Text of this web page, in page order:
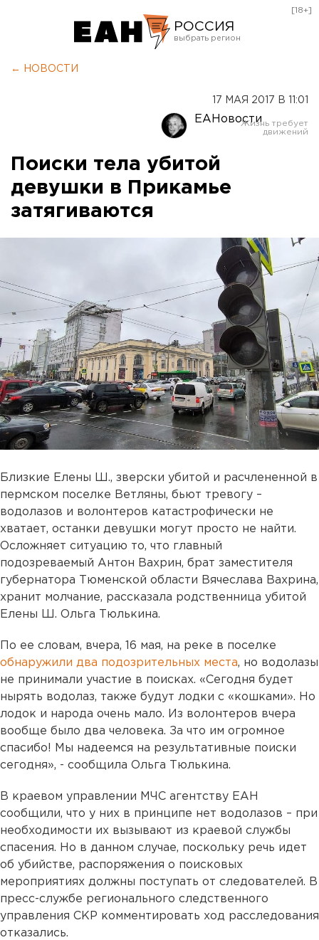
РОССИЯ
Оренбург
[18+]
← НОВОСТИ
17 МАЯ 2017 В 11:01
ЕАНовости
Поиски тела убитой
девушки в Прикамье
затягиваются
Близкие Елены Ш., зверски убитой и расчлененной в
пермском поселке Ветляны, бьют тревогу –
водолазов и волонтеров катастрофически не
хватает, останки девушки могут просто не найти.
Осложняет ситуацию то, что главный
подозреваемый Антон Вахрин, брат заместителя
губернатора Тюменской области Вячеслава Вахрина,
хранит молчание, рассказала родственница убитой
Елены Ш. Ольга Тюлькина.
По ее словам, вчера, 16 мая, на реке в поселке
обнаружили два подозрительных места, но водолазы
не принимали участие в поисках. «Сегодня будет
нырять водолаз, также будут лодки с «кошками». Но
лодок и народа очень мало. Из волонтеров вчера
вообще было два человека. За что им огромное
спасибо! Мы надеемся на результативные поиски
сегодня», - сообщила Ольга Тюлькина.
В краевом управлении МЧС агентству ЕАН
сообщили, что у них в принципе нет водолазов – при
необходимости их вызывают из краевой службы
спасения. Но в данном случае, поскольку речь идет
об убийстве, распоряжения о поисковых
мероприятиях должны поступать от следователей. В
пресс-службе регионального следственного
управления СКР комментировать ход расследования
отказались.